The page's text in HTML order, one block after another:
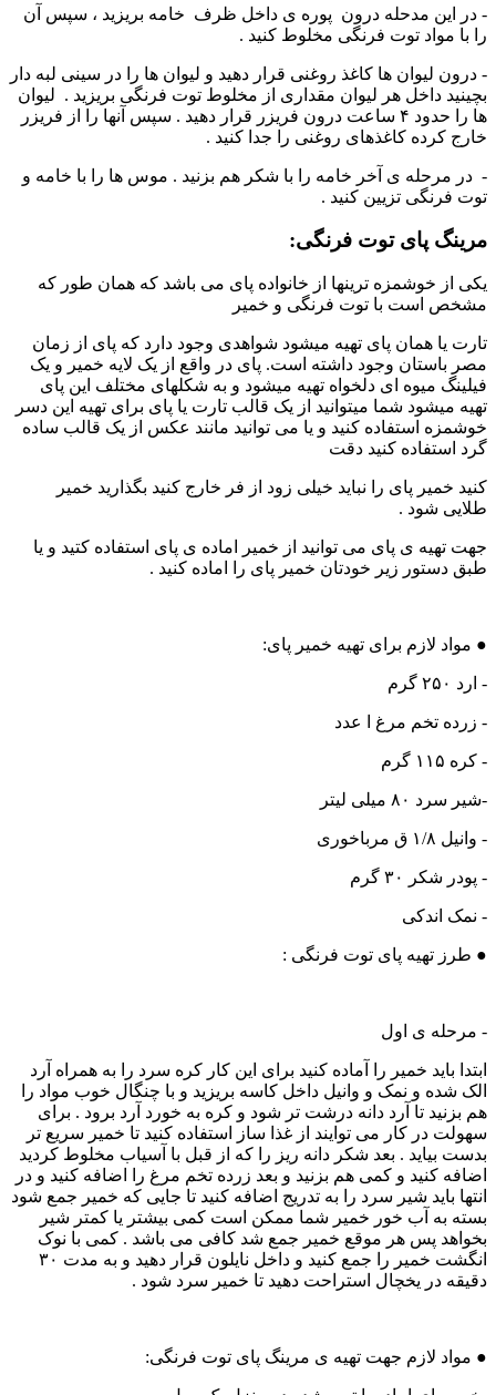
- در این مدحله درون پوره ی داخل ظرف خامه بریزید ، سپس آن
را با مواد توت فرنگی مخلوط کنید .
- درون لیوان ها کاغذ روغنی قرار دهید و لیوان ها را در سینی لبه دار
بچینید داخل هر لیوان مقداری از مخلوط توت فرنگی بریزید . لیوان
ها را حدود ۴ ساعت درون فریزر قرار دهید . سپس آنها را از فریزر
خارج کرده کاغذهای روغنی را جدا کنید .
- در مرحله ی آخر خامه را با شکر هم بزنید . موس ها را با خامه و
توت فرنگی تزیین کنید .
مرینگ پای توت فرنگی:
یکی از خوشمزه ترینها از خانواده پای می باشد که همان طور که
مشخص است با توت فرنگی و خمیر
تارت یا همان پای تهیه میشود شواهدی وجود دارد که پای از زمان
مصر باستان وجود داشته است. پای در واقع از یک لایه خمیر و یک
فیلینگ میوه ای دلخواه تهیه میشود و به شکلهای مختلف این پای
تهیه میشود شما میتوانید از یک قالب تارت یا پای برای تهیه این دسر
خوشمزه استفاده کنید و یا می توانید مانند عکس از یک قالب ساده
گرد استفاده کنید دقت
کنید خمیر پای را نباید خیلی زود از فر خارج کنید بگذارید خمیر
طلایی شود .
جهت تهیه ی پای می توانید از خمیر اماده ی پای استفاده کتید و یا
طبق دستور زیر خودتان خمیر پای را اماده کنید .
● مواد لازم برای تهیه خمیر پای:
- ارد ۲۵۰ گرم
- زرده تخم مرغ ا عدد
- كره ۱۱۵ گرم
-شیر سرد ۸۰ میلی لیتر
- وانيل ۱/۸ ق مرباخوری
- پودر شکر ۳۰ گرم
- نمک اندکی
● طرز تهیه پای توت فرنگی :
- مرحله ی اول
ابتدا باید خمیر را آماده کنید برای این کار کره سرد را به همراه آرد
الک شده و نمک و وانیل داخل کاسه بریزید و با چنگال خوب مواد را
هم بزنید تا آرد دانه درشت تر شود و کره به خورد آرد برود . برای
سهولت در کار می توایند از غذا ساز استفاده کنید تا خمیر سریع تر
بدست بیاید . بعد شکر دانه ریز را که از قبل با آسیاب مخلوط کردید
اضافه کنید و کمی هم بزنید و بعد زرده تخم مرغ را اضافه کنید و در
انتها باید شیر سرد را به تدریج اضافه کنید تا جایی که خمیر جمع شود
بسته به آب خور خمیر شما ممکن است کمی بیشتر یا کمتر شیر
بخواهد پس هر موقع خمیر جمع شد کافی می باشد . کمی با نوک
انگشت خمیر را جمع کنید و داخل نایلون قرار دهید و به مدت ۳۰
دقیقه در یخچال استراحت دهید تا خمیر سرد شود .
● مواد لازم جهت تهیه ی مرینگ پای توت فرنگی: